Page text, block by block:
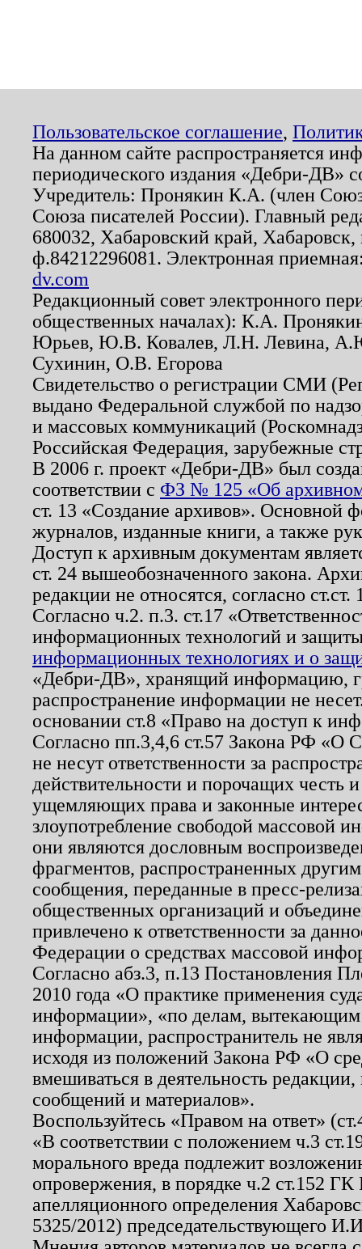
Пользовательское соглашение,
На данном сайте распространяется
периодического издания «Дебри-ДВ»
Учредитель: Пронякин К.А. (член
Союза писателей России). Главный
680032, Хабаровский край,
ф.84212296081. Электронная
dv.com
Редакционный совет электронного
общественных началах): К.А.
Юрьев, Ю.В. Ковалев, Л.Н. Левина,
Сухинин, О.В. Егорова
Свидетельство о регистрации СМИ
выдано Федеральной службой по
и массовых коммуникаций
Российская Федерация, зарубежные
В 2006 г. проект «Дебри-ДВ» был
соответствии с ФЗ № 125 «Об
ст. 13 «Создание архивов». Основной
журналов, изданные книги, а также
Доступ к архивным документам
ст. 24 вышеобозначенного закона.
редакции не относятся, согласно
Согласно ч.2. п.3. ст.17
информационных технологий и
информационных технологиях и о
«Дебри-ДВ», хранящий информацию,
распространение информации не
основании ст.8 «Право на доступ к
Согласно пп.3,4,6 ст.57 Закона РФ «О
не несут ответственности за
действительности и порочащих честь
ущемляющих права и законные
злоупотребление свободой массовой
они являются дословным
фрагментов, распространенных
сообщения, переданные в пресс-
общественных организаций и
привлечено к ответственности за
Федерации о средствах массовой
Согласно абз.3, п.13 Постановления
2010 года «О практике применения
информации», «по делам, вытекающим
информации, распространитель не
исходя из положений Закона РФ «О
вмешиваться в деятельность
сообщений и материалов».
Воспользуйтесь «Правом на ответ»
«В соответствии с положением ч.3
морального вреда подлежит
опровержения, в порядке ч.2 ст.152
апелляционного определения
5325/2012) председательствующего